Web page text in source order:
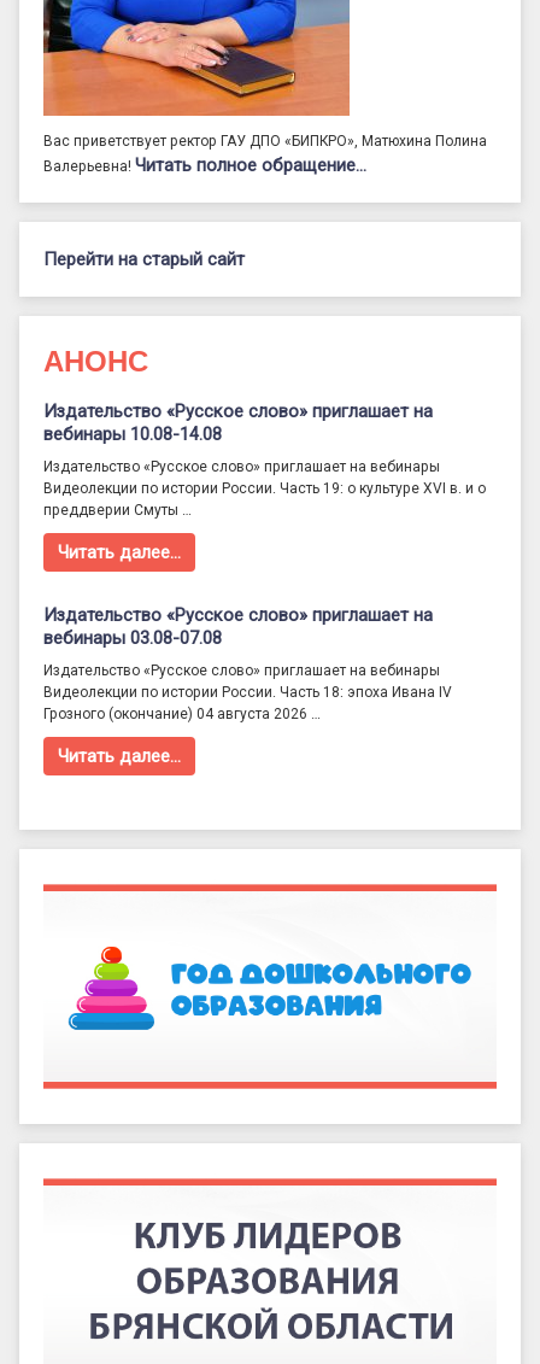
Вас приветствует ректор ГАУ ДПО «БИПКРО», Матюхина Полина
Валерьевна! Читать полное обращение…
Перейти на старый сайт
АНОНС
Издательство «Русское слово» приглашает на
вебинары 10.08-14.08
Издательство «Русское слово» приглашает на вебинары
Видеолекции по истории России. Часть 19: о культуре XVI в. и о
преддверии Смуты …
Читать далее…
Издательство «Русское слово» приглашает на
вебинары 03.08-07.08
Издательство «Русское слово» приглашает на вебинары
Видеолекции по истории России. Часть 18: эпоха Ивана IV
Грозного (окончание) 04 августа 2026 …
Читать далее…